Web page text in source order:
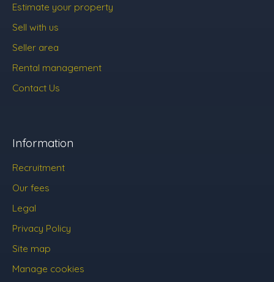
Estimate your property
Sell with us
Seller area
Rental management
Contact Us
Information
Recruitment
Our fees
Legal
Privacy Policy
Site map
Manage cookies